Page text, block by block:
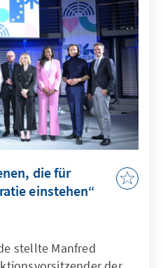
die für
einstehen“
stellte Manfred